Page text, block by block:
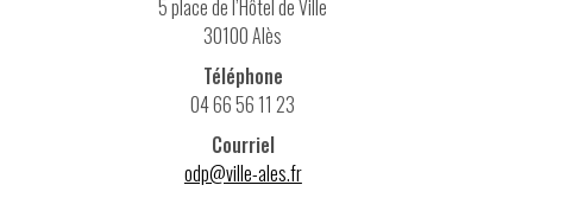
5 place de l’Hôtel de Ville
30100 Alès
Téléphone
04 66 56 11 23
Courriel
odp@ville-ales.fr